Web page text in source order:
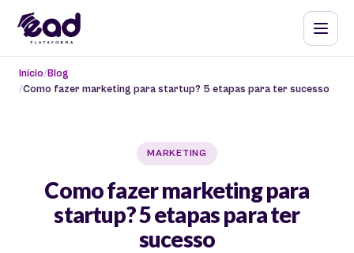
Início Blog
Como fazer marketing para startup? 5 etapas para ter sucesso
MARKETING
Como fazer marketing para
startup? 5 etapas para ter
sucesso